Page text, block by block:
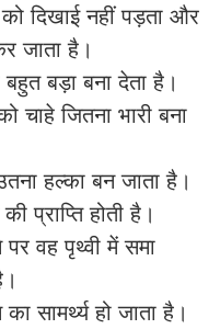
दिखाई नहीं पड़ता और
जाता है।
बड़ा बना देता है।
जितना भारी बना
हल्का बन जाता है।
प्राप्ति होती है।
वह पृथ्वी में समा
सामर्थ्य हो जाता है।